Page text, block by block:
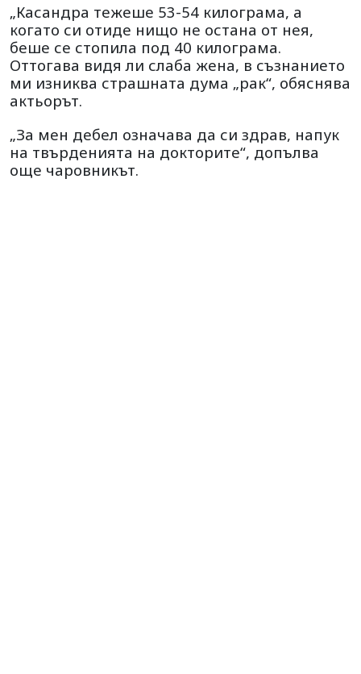
„Касандра тежеше 53-54 килограма, а
когато си отиде нищо не остана от нея,
беше се стопила под 40 килограма.
Оттогава видя ли слаба жена, в съзнанието
ми изниква страшната дума „рак“, обяснява
актьорът.
„За мен дебел означава да си здрав, напук
на твърденията на докторите“, допълва
още чаровникът.